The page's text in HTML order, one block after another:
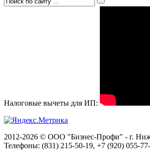
Налоговые вычеты для ИП:
2012-2026 © ООО "Бизнес-Профи" - г.
Телефоны: (831) 215-50-19, +7 (920) 055-